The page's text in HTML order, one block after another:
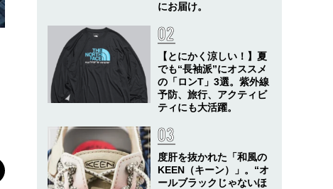
にお届け。
【とにかく涼しい！】夏
でも“長袖派”にオススメ
の「ロンT」3選。紫外線
予防、旅行、アクティビ
ティにも大活躍。
度肝を抜かれた「和風の
KEEN（キーン）」。“オ
ールブラックじゃないほ